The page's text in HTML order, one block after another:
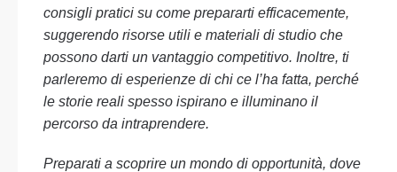
consigli pratici su come prepararti efficacemente,
suggerendo risorse utili e materiali di studio che
possono darti un vantaggio competitivo. Inoltre, ti
parleremo di esperienze di chi ce l’ha fatta, perché
le storie reali spesso ispirano e illuminano il
percorso da intraprendere.
Preparati a scoprire un mondo di opportunità, dove